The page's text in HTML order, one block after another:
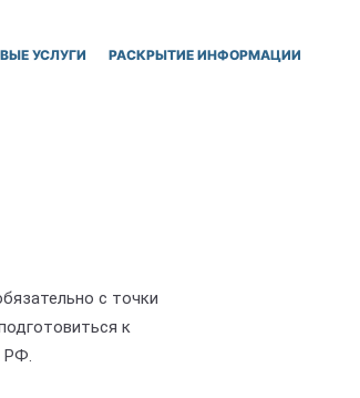
УСЛУГИ РАСКРЫТИЕ ИНФОРМАЦИИ
с точки
к
РФ.